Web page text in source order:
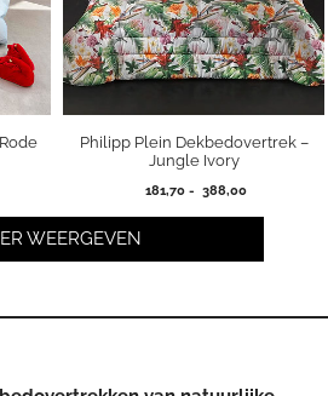
Philipp Plein Dekbedovertrek –
Jungle Ivory
181,70 - 388,00Prijsklasse:
WEERGEVEN